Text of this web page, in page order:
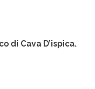
di Cava D’ispica.